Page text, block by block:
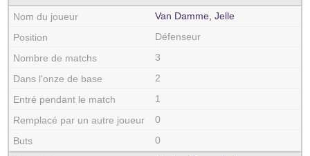
Van Damme, Jelle
Défenseur
3
2
1
0
0